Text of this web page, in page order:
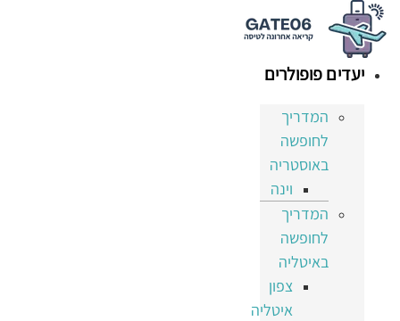
דלג
לתוכן
יעדים פופולרים
המדריך
לחופשה
באוסטריה
וינה
המדריך
לחופשה
באיטליה
צפון
איטליה